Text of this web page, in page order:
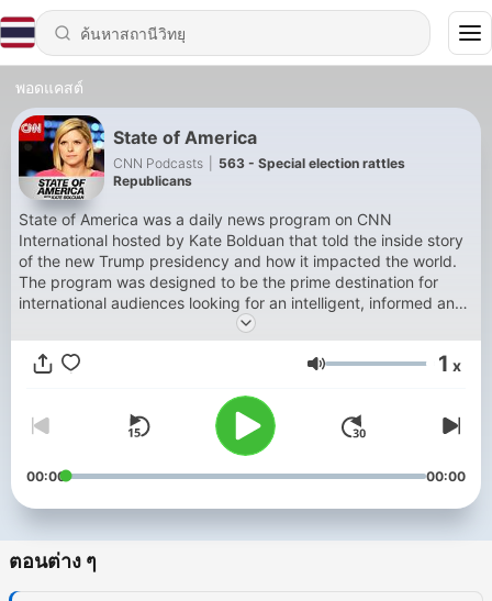
พอดแคสต์
State of America
CNN Podcasts
563 - Special election rattles
Republicans
State of America was a daily news program on CNN
International hosted by Kate Bolduan that told the inside story
of the new Trump presidency and how it impacted the world.
The program was designed to be the prime destination for
international audiences looking for an intelligent, informed and
unbiased look at the American political system.
ระดับเสียง 1 x
00:00 00:00
ตอนต่าง ๆ